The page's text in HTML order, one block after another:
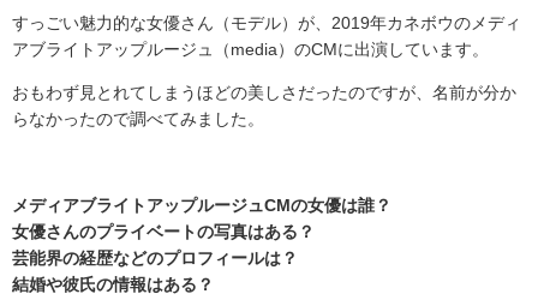
すっごい魅力的な女優さん（モデル）が、 2019年カネボウのメディ
アブライトアップルージュ（ media ）のCM に出演しています。
おもわず見とれてしまうほどの美しさだったのですが、名前が分か
らなかったので調べてみました。
メディアブライトアップルージュCMの女優は誰？
女優さんのプライベートの写真はある？
芸能界の経歴などのプロフィールは？
結婚や彼氏の情報はある？